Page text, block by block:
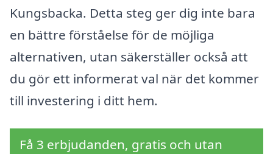
Kungsbacka. Detta steg ger dig inte bara
en bättre förståelse för de möjliga
alternativen, utan säkerställer också att
du gör ett informerat val när det kommer
till investering i ditt hem.
Få 3 erbjudanden, gratis och utan